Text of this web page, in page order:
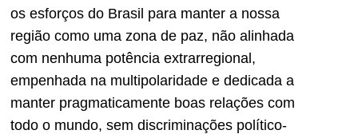
os esforços do Brasil para manter a nossa
região como uma zona de paz, não alinhada
com nenhuma potência extrarregional,
empenhada na multipolaridade e dedicada a
manter pragmaticamente boas relações com
todo o mundo, sem discriminações político-